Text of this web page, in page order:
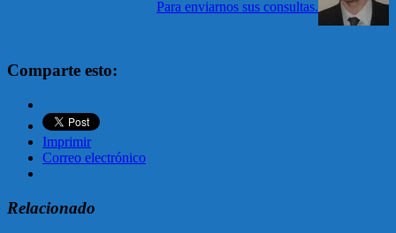
Para enviarnos sus consultas.
Comparte esto:
Imprimir
Correo electrónico
Relacionado